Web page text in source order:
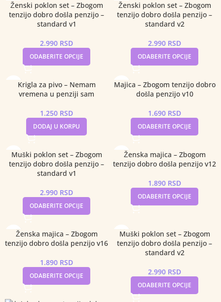
Ženski poklon set – Zbogom
tenzijo dobro došla penzijo –
standard v1
2.990 RSD
ODABERITE OPCIJE
Ženski poklon set – Zbogom
tenzijo dobro došla penzijo –
standard v2
2.990 RSD
ODABERITE OPCIJE
Krigla za pivo – Nemam
vremena u penziji sam
1.250 RSD
DODAJ U KORPU
Majica – Zbogom tenzijo dobro
došla penzijo v10
1.690 RSD
ODABERITE OPCIJE
Muški poklon set – Zbogom
tenzijo dobro došla penzijo –
standard v1
2.990 RSD
ODABERITE OPCIJE
Ženska majica – Zbogom
tenzijo dobro došla penzijo v12
1.890 RSD
ODABERITE OPCIJE
Ženska majica – Zbogom
tenzijo dobro došla penzijo v16
1.890 RSD
ODABERITE OPCIJE
Muški poklon set – Zbogom
tenzijo dobro došla penzijo –
standard v2
2.990 RSD
ODABERITE OPCIJE